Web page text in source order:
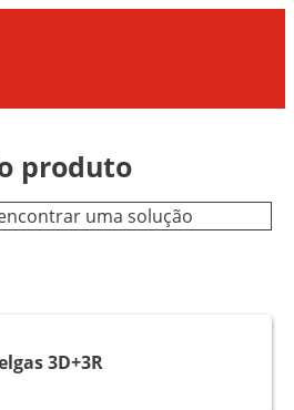
produto
uma solução
3D+3R